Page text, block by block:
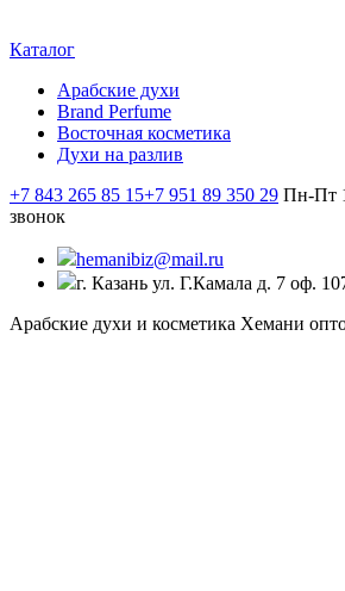
Каталог
Арабские духи
Brand Perfume
Восточная косметика
Духи на разлив
+7 843 265 85 15+7 951 89 350 29 Пн-Пт
звонок
hemanibiz@mail.ru
г. Казань ул. Г.Камала д. 7 оф.
Арабские духи и косметика Хемани